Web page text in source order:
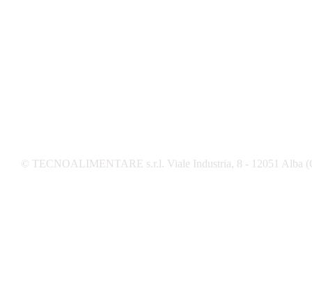
© TECNOALIMENTARE s.r.l. Viale Industria, 8 - 12051 Alba